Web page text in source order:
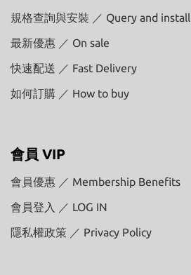
規格查詢與安裝 ／ Query and install
最新優惠 ／ On sale
快速配送 ／ Fast Delivery
如何訂購 ／ How to buy
會員 VIP
會員優惠 ／ Membership Benefits
會員登入 ／ LOG IN
隱私權政策 ／ Privacy Policy